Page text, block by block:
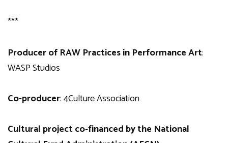
***
Producer of RAW Practices in Performance Art:
WASP Studios
Co-producer: 4Culture Association
Cultural project co-financed by the National